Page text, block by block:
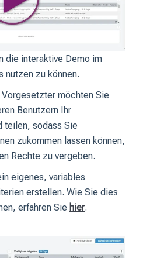
die interaktive Demo im
nutzen zu können.
möchten Sie
Benutzern Ihr
teilen, sodass Sie
zukommen lassen können,
Rechte zu vergeben.
eigenes, variables
erstellen. Wie Sie dies
erfahren Sie hier.